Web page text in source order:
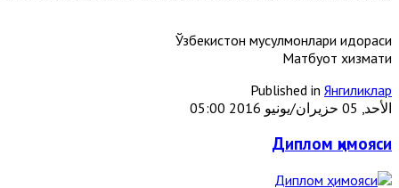
Ўзбекистон мусулмонлари идораси
Матбуот хизмати
Published in Янгиликлар
الأحد, 05 حزيران/يونيو 2016 05:00
Диплом ҳимояси